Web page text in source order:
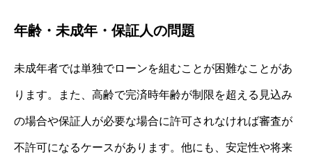
年齢・未成年・保証人の問題
未成年者では単独でローンを組むことが困難なことがあ
ります。また、高齢で完済時年齢が制限を超える見込み
の場合や保証人が必要な場合に許可されなければ審査が
不許可になるケースがあります。他にも、安定性や将来